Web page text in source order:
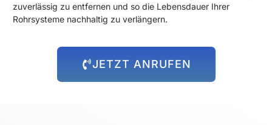
zuverlässig zu entfernen und so die Lebensdauer Ihrer
Rohrsysteme nachhaltig zu verlängern.
JETZT ANRUFEN